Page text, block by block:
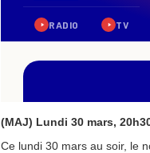
(MAJ) Lundi 30 mars,
Ce lundi 30 mars au soir, le